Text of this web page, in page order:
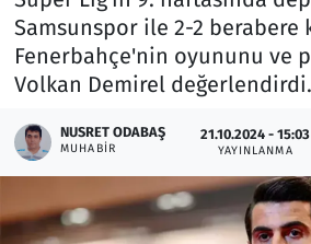
Samsunspor ile 2-2 berabere
Fenerbahçe'nin oyununu ve
Volkan Demirel değerlendirdi.
NUSRET ODABAŞ
MUHABIR
21.10.2024 - 15:03
YAYINLANMA
Memur ve Kamu
Otomobil
Oyun
Ramazan